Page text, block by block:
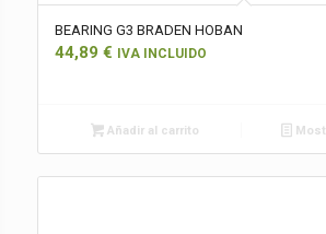
BEARING G3 BRADEN HOBAN
44,89 € IVA INCLUIDO
Añadir al carrito